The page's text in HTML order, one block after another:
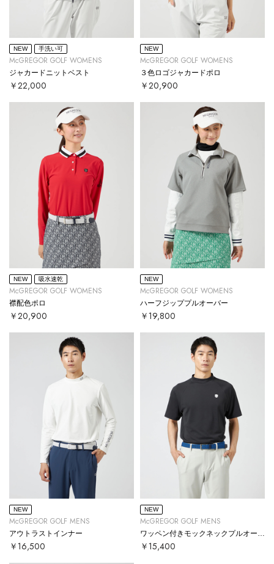
NEW 手洗い可
McGREGOR GOLF WOMENS
ジャカードニットベスト
￥22,000
NEW
McGREGOR GOLF WOMENS
３色ロゴジャカードポロ
￥20,900
NEW 吸水速乾
McGREGOR GOLF WOMENS
襟配色ポロ
￥20,900
NEW
McGREGOR GOLF WOMENS
ハーフジッププルオーバー
￥19,800
NEW
McGREGOR GOLF MENS
アウトラストインナー
￥16,500
NEW
McGREGOR GOLF MENS
￥15,400